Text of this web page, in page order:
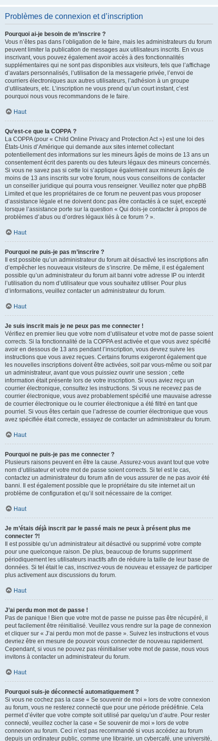
Problèmes de connexion et d’inscription
Pourquoi ai-je besoin de m’inscrire ?
Vous n’êtes pas dans l’obligation de le faire, mais les administrateurs du forum
peuvent limiter la publication de messages aux utilisateurs inscrits. En vous
inscrivant, vous pouvez également avoir accès à des fonctionnalités
supplémentaires qui ne sont pas disponibles aux visiteurs, tels que l’affichage
d’avatars personnalisés, l’utilisation de la messagerie privée, l’envoi de
courriers électroniques aux autres utilisateurs, l’adhésion à un groupe
d’utilisateurs, etc. L’inscription ne vous prend qu’un court instant, c’est
pourquoi nous vous recommandons de le faire.
Haut
Qu’est-ce que la COPPA ?
La COPPA (pour « Child Online Privacy and Protection Act ») est une loi des
États-Unis d’Amérique qui demande aux sites internet collectant
potentiellement des informations sur les mineurs âgés de moins de 13 ans un
consentement écrit des parents ou des tuteurs légaux des mineurs concernés.
Si vous ne savez pas si cette loi s’applique également aux mineurs âgés de
moins de 13 ans inscrits sur votre forum, nous vous conseillons de contacter
un conseiller juridique qui pourra vous renseigner. Veuillez noter que phpBB
Limited et que les propriétaires de ce forum ne peuvent pas vous proposer
d’assistance légale et ne doivent donc pas être contactés à ce sujet, excepté
lorsque l’assistance porte sur la question « Qui dois-je contacter à propos de
problèmes d’abus ou d’ordres légaux liés à ce forum ? ».
Haut
Pourquoi ne puis-je pas m’inscrire ?
Il est possible qu’un administrateur du forum ait désactivé les inscriptions afin
d’empêcher les nouveaux visiteurs de s’inscrire. De même, il est également
possible qu’un administrateur du forum ait banni votre adresse IP ou interdit
l’utilisation du nom d’utilisateur que vous souhaitez utiliser. Pour plus
d’informations, veuillez contacter un administrateur du forum.
Haut
Je suis inscrit mais je ne peux pas me connecter !
Vérifiez en premier lieu que votre nom d’utilisateur et votre mot de passe soient
corrects. Si la fonctionnalité de la COPPA est activée et que vous avez spécifié
avoir en dessous de 13 ans pendant l’inscription, vous devrez suivre les
instructions que vous avez reçues. Certains forums exigeront également que
les nouvelles inscriptions doivent être activées, soit par vous-même ou soit par
un administrateur, avant que vous puissiez ouvrir une session ; cette
information était présente lors de votre inscription. Si vous aviez reçu un
courrier électronique, consultez les instructions. Si vous ne recevez pas de
courrier électronique, vous avez probablement spécifié une mauvaise adresse
de courrier électronique ou le courrier électronique a été filtré en tant que
pourriel. Si vous êtes certain que l’adresse de courrier électronique que vous
avez spécifiée était correcte, essayez de contacter un administrateur du forum.
Haut
Pourquoi ne puis-je pas me connecter ?
Plusieurs raisons peuvent en être la cause. Assurez-vous avant tout que votre
nom d’utilisateur et votre mot de passe soient corrects. Si tel est le cas,
contactez un administrateur du forum afin de vous assurer de ne pas avoir été
banni. Il est également possible que le propriétaire du site internet ait un
problème de configuration et qu’il soit nécessaire de la corriger.
Haut
Je m’étais déjà inscrit par le passé mais ne peux à présent plus me
connecter ?!
Il est possible qu’un administrateur ait désactivé ou supprimé votre compte
pour une quelconque raison. De plus, beaucoup de forums suppriment
périodiquement les utilisateurs inactifs afin de réduire la taille de leur base de
données. Si tel était le cas, inscrivez-vous de nouveau et essayez de participer
plus activement aux discussions du forum.
Haut
J’ai perdu mon mot de passe !
Pas de panique ! Bien que votre mot de passe ne puisse pas être récupéré, il
peut facilement être réinitialisé. Veuillez vous rendre sur la page de connexion
et cliquer sur « J’ai perdu mon mot de passe ». Suivez les instructions et vous
devriez être en mesure de pouvoir vous connecter de nouveau rapidement.
Cependant, si vous ne pouvez pas réinitialiser votre mot de passe, nous vous
invitons à contacter un administrateur du forum.
Haut
Pourquoi suis-je déconnecté automatiquement ?
Si vous ne cochez pas la case « Se souvenir de moi » lors de votre connexion
au forum, vous ne resterez connecté que pour une période prédéfinie. Cela
permet d’éviter que votre compte soit utilisé par quelqu’un d’autre. Pour rester
connecté, veuillez cocher la case « Se souvenir de moi » lors de votre
connexion au forum. Ceci n’est pas recommandé si vous accédez au forum
depuis un ordinateur public, comme une librairie, un cybercafé, une université,